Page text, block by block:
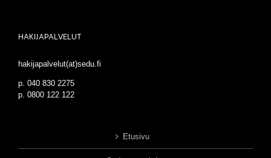
HAKIJAPALVELUT
hakijapalvelut(at)sedu.fi
p. 040 830 2275
p. 0800 122 122
Etusivu